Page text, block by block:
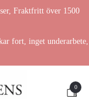
Fraktfritt över 1500
fort, inget underarbete,
0